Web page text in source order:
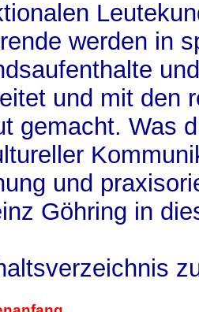
werden in
und mit den
gemacht. Was
und
Göhring in